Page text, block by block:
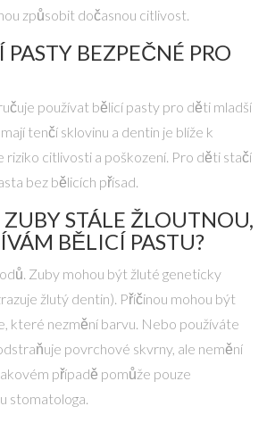
způsobit dočasnou citlivost.
BEZPEČNÉ PRO
používat bělicí pasty pro děti mladší
tenčí sklovinu a dentin je blíže k
riziko citlivosti a poškození. Pro děti stačí
bez bělicích přísad.
ZUBY STÁLE ŽLOUTNOU,
BĚLICÍ PASTU?
Zuby mohou být žluté geneticky
žlutý dentin). Příčinou mohou být
které nezmění barvu. Nebo používáte
povrchové skvrny, ale nemění
případě pomůže pouze
stomatologa.